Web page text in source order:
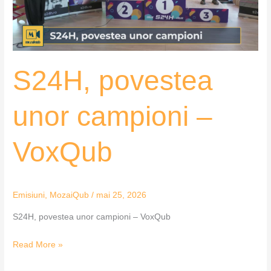
S24H, povestea
unor campioni –
VoxQub
Emisiuni, MozaiQub / mai 25, 2026
S24H, povestea unor campioni – VoxQub
Read More »